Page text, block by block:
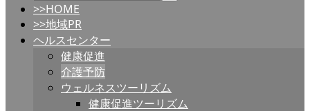
>>HOME
>>地域PR
ヘルスセンター
健康促進
介護予防
ウェルネスツーリズム
健康促進ツーリズム